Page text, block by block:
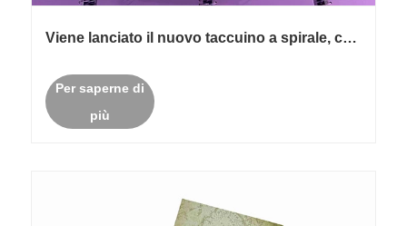
Viene lanciato il nuovo taccuino a spirale, che
Per saperne di
più